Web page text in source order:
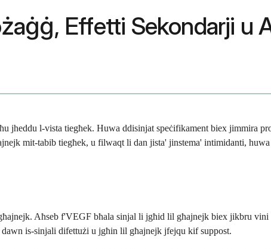
Effetti Sekondarji u
l-vista tiegħek. Huwa ddisinjat speċifikament biex jimmira
mit-tabib tiegħek, u filwaqt li dan jista' jinstema' intimidanti,
Aħseb f'VEGF bħala sinjal li jgħid lil għajnejk biex jikbru
is-sinjali difettużi u jgħin lil għajnejk jfejqu kif suppost.